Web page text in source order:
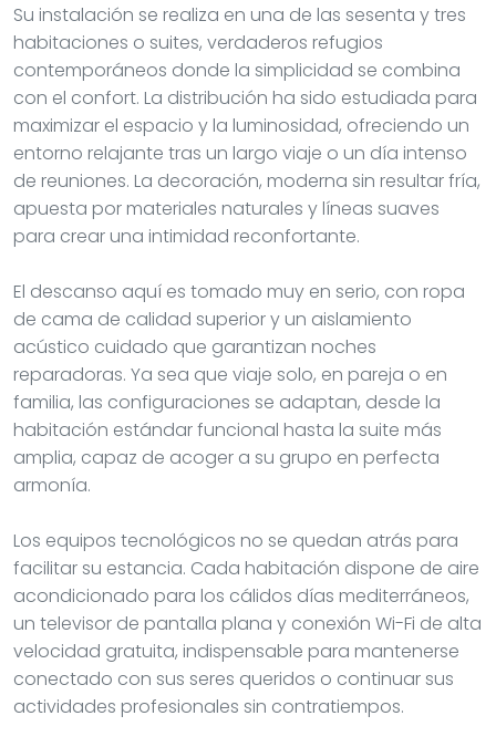
Su instalación se realiza en una de las sesenta y tres
habitaciones o suites, verdaderos refugios
contemporáneos donde la simplicidad se combina
con el confort. La distribución ha sido estudiada para
maximizar el espacio y la luminosidad, ofreciendo un
entorno relajante tras un largo viaje o un día intenso
de reuniones. La decoración, moderna sin resultar fría,
apuesta por materiales naturales y líneas suaves
para crear una intimidad reconfortante.
El descanso aquí es tomado muy en serio, con ropa
de cama de calidad superior y un aislamiento
acústico cuidado que garantizan noches
reparadoras. Ya sea que viaje solo, en pareja o en
familia, las configuraciones se adaptan, desde la
habitación estándar funcional hasta la suite más
amplia, capaz de acoger a su grupo en perfecta
armonía.
Los equipos tecnológicos no se quedan atrás para
facilitar su estancia. Cada habitación dispone de aire
acondicionado para los cálidos días mediterráneos,
un televisor de pantalla plana y conexión Wi-Fi de alta
velocidad gratuita, indispensable para mantenerse
conectado con sus seres queridos o continuar sus
actividades profesionales sin contratiempos.